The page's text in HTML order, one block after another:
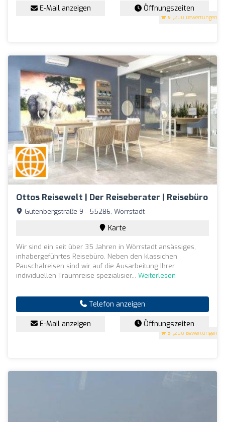
5 (200 Bewertungen)
E-Mail anzeigen Öffnungszeiten
Ottos Reisewelt | Der Reiseberater | Reisebüro
5 (200 Bewertungen)
Gutenbergstraße 9 - 55286, Wörrstadt
Karte
Wir sind ein seit über 35 Jahren in Wörrstadt ansässiges,
inhabergeführtes Reisebüro. Neben den klassichen
Pauschalreisen sind wir auf die Ausarbeitung Ihrer
individuellen Traumreise spezialisier... Weiterlesen
Telefon anzeigen
E-Mail anzeigen Öffnungszeiten